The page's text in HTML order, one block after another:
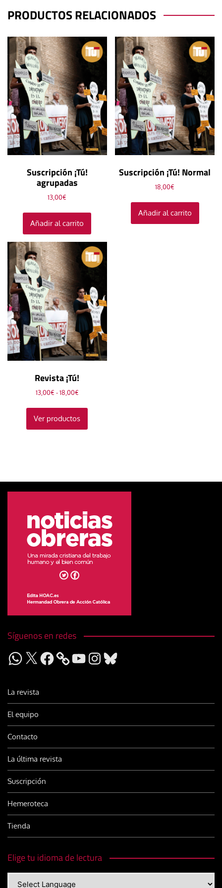
PRODUCTOS RELACIONADOS
Suscripción ¡Tú!
agrupadas
13,00€
Añadir al carrito
Suscripción ¡Tú! Normal
18,00€
Añadir al carrito
Revista ¡Tú!
13,00€ -18,00€Rango
desde
13,00€
Ver productos
Síguenos en redes
WhatsApp
X Facebook YouTubeInstagram
Bluesky
La revista
El equipo
Contacto
La última revista
Suscripción
Hemeroteca
Tienda
Elige tu idioma de lectura